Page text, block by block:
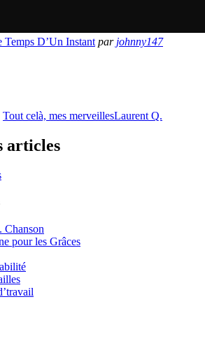
D’Un Instant par johnny147
Tout celà, mes merveillesLaurent Q.
articles
Chanson
pour les Grâces